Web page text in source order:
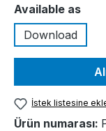
Seçin
Available as
Download
İstek listesine
Ürün numarası: